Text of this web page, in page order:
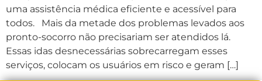
uma assistência médica eficiente e acessível para
todos. Mais da metade dos problemas levados aos
pronto-socorro não precisariam ser atendidos lá.
Essas idas desnecessárias sobrecarregam esses
serviços, colocam os usuários em risco e geram […]